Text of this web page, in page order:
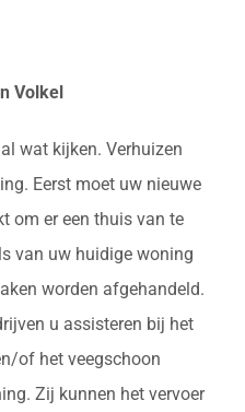
Volkel
wat kijken. Verhuizen
Eerst moet uw nieuwe
om er een thuis van te
van uw huidige woning
worden afgehandeld.
u assisteren bij het
of het veegschoon
Zij kunnen het vervoer